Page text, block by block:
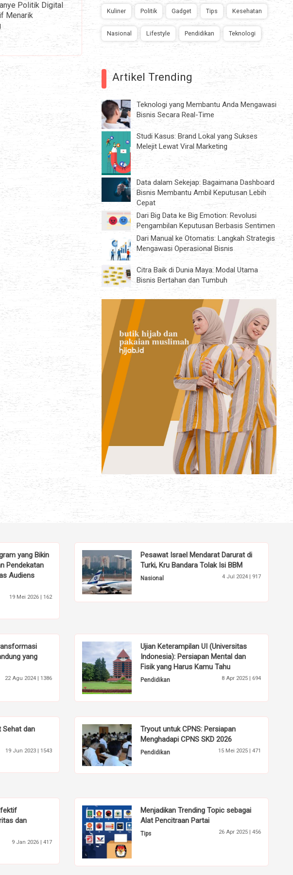
Politik Digital
Menarik
Kuliner Politik Gadget Tips Kesehatan
Nasional Lifestyle Pendidikan Teknologi
Artikel Trending
Teknologi yang Membantu Anda Mengawasi
Bisnis Secara Real-Time
Studi Kasus: Brand Lokal yang Sukses
Melejit Lewat Viral Marketing
Data dalam Sekejap: Bagaimana Dashboard
Bisnis Membantu Ambil Keputusan Lebih
Cepat
Dari Big Data ke Big Emotion: Revolusi
Pengambilan Keputusan Berbasis Sentimen
Dari Manual ke Otomatis: Langkah Strategis
Mengawasi Operasional Bisnis
Citra Baik di Dunia Maya: Modal Utama
Bisnis Bertahan dan Tumbuh
yang Bikin
Pendekatan
Audiens
19 Mei 2026 | 162
Pesawat Israel Mendarat Darurat di
Turki, Kru Bandara Tolak Isi BBM
Nasional 4 Jul 2024 | 917
yang
22 Agu 2024 | 1386
Ujian Keterampilan UI (Universitas
Indonesia): Persiapan Mental dan
Fisik yang Harus Kamu Tahu
Pendidikan 8 Apr 2025 | 694
Sehat dan
19 Jun 2023 | 1543
Tryout untuk CPNS: Persiapan
Menghadapi CPNS SKD 2026
Pendidikan 15 Mei 2025 | 471
dan
9 Jan 2026 | 417
Menjadikan Trending Topic sebagai
Alat Pencitraan Partai
Tips 26 Apr 2025 | 456